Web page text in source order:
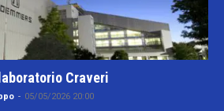
Craveri
- 05/05/2026 20:00